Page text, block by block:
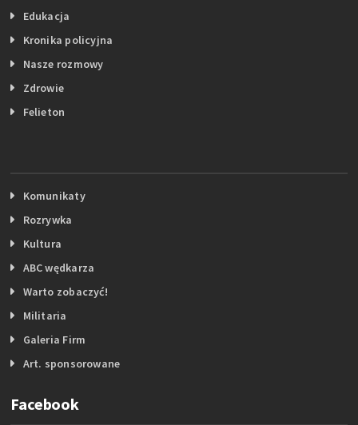
Edukacja
Kronika policyjna
Nasze rozmowy
Zdrowie
Felieton
Komunikaty
Rozrywka
Kultura
ABC wędkarza
Warto zobaczyć!
Militaria
Galeria Firm
Art. sponsorowane
Facebook